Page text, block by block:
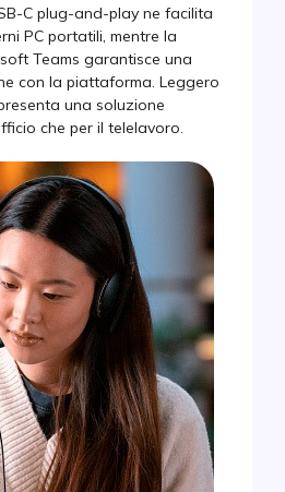
C plug-and-play ne facilita
PC portatili, mentre la
Teams garantisce una
con la piattaforma. Leggero
una soluzione
che per il telelavoro.